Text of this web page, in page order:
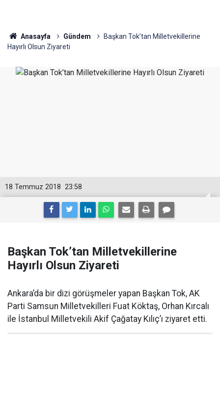
Anasayfa Gündem
Başkan Tok’tan Milletvekillerine
Hayırlı Olsun Ziyareti
23:58
18 Temmuz 2018
Başkan Tok’tan Milletvekillerine
Hayırlı Olsun Ziyareti
Ankara’da bir dizi görüşmeler yapan Başkan Tok, AK
Parti Samsun Milletvekilleri Fuat Köktaş, Orhan Kırcalı
ile İstanbul Milletvekili Akif Çağatay Kılıç’ı ziyaret etti.